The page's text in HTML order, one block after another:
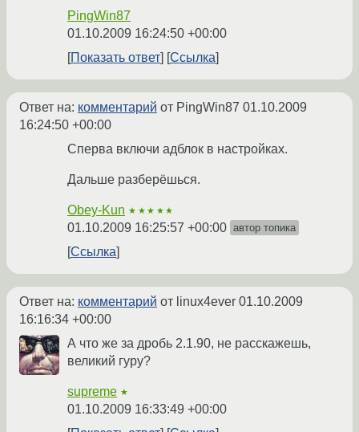
PingWin87
01.10.2009 16:24:50 +00:00
Показать ответ
Ссылка
Ответ на: комментарий от PingWin87 01.10.2009
16:24:50 +00:00
Сперва включи адблок в настройках.
Дальше разберёшься.
Obey-Kun ★★★★★
01.10.2009 16:25:57 +00:00 автор топика
Ссылка
Ответ на: комментарий от linux4ever 01.10.2009
16:16:34 +00:00
А что же за дробь 2.1.90, не расскажешь,
великий гуру?
supreme ★
01.10.2009 16:33:49 +00:00